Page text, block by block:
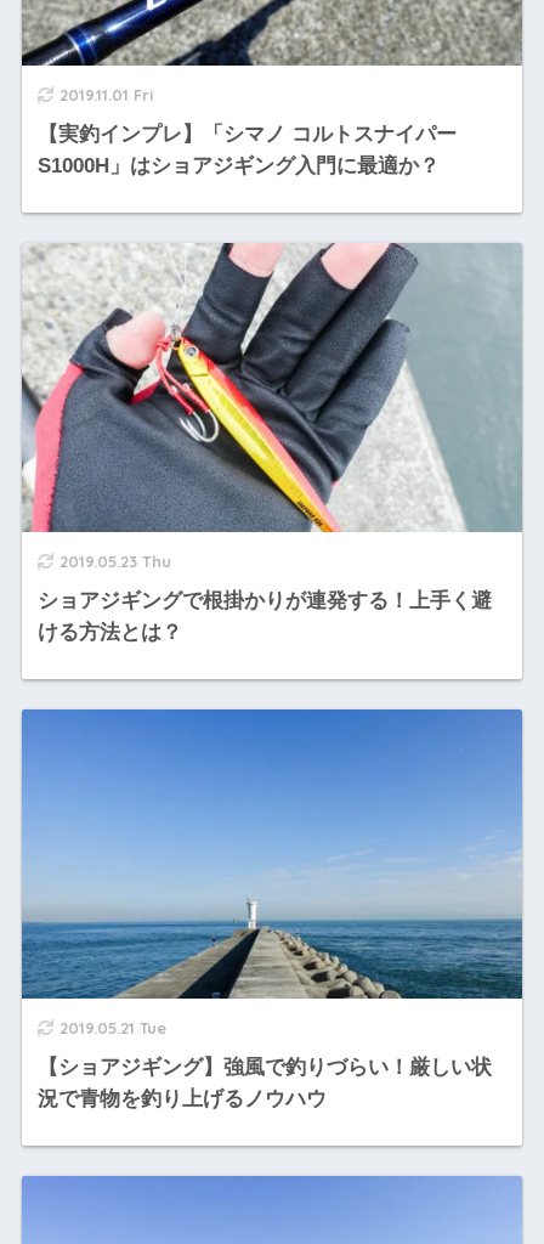
2019.11.01 Fri
【実釣インプレ】「シマノ コルトスナイパー
S1000H」はショアジギング入門に最適か？
2019.05.23 Thu
ショアジギングで根掛かりが連発する！上手く避
ける方法とは？
2019.05.21 Tue
【ショアジギング】強風で釣りづらい！厳しい状
況で青物を釣り上げるノウハウ